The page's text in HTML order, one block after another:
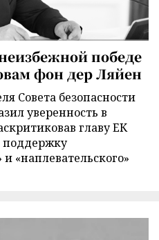
победе
фон дер Ляйен
Совета безопасности
уверенность в
главу ЕК
поддержку
«наплевательского»